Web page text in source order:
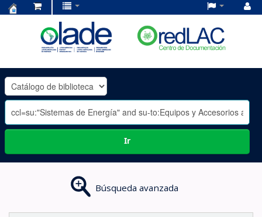
OLADE
-
Ir
Búsqueda avanzada